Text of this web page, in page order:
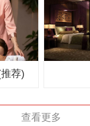
荐)
查看更多